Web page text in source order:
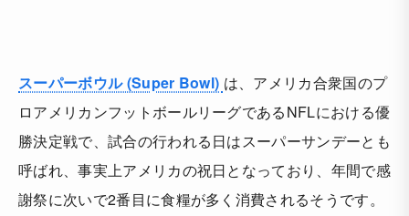
スーパーボウル (Super Bowl) は、アメリカ合衆国のプ
ロアメリカンフットボールリーグであるNFLにおける優
勝決定戦で、試合の行われる日はスーパーサンデーとも
呼ばれ、事実上アメリカの祝日となっており、年間で感
謝祭に次いで2番目に食糧が多く消費されるそうです。